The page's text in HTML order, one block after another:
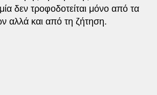
δεν τροφοδοτείται μόνο από τα
αλλά και από τη ζήτηση.